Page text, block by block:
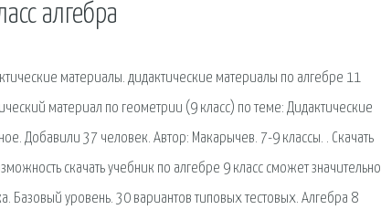
алгебра
материалы. дидактические материалы по алгебре 11
материал по геометрии (9 класс) по теме: Дидактические
Добавили 37 человек. Автор: Макарычев. 7-9 классы. . Скачать
скачать учебник по алгебре 9 класс сможет значительно
Базовый уровень. 30 вариантов типовых тестовых. Алгебра 8